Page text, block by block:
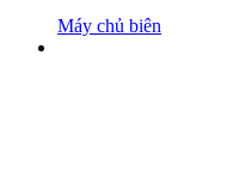
Máy chủ biên